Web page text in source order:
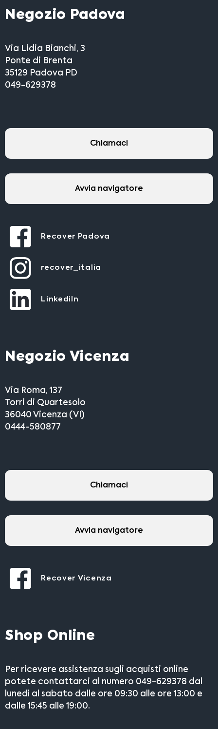
Negozio Padova
Via Lidia Bianchi, 3
Ponte di Brenta
35129 Padova PD
049-629378
Chiamaci
Avvia navigatore
Recover Padova
recover_italia
LinkediIn
Negozio Vicenza
Via Roma, 137
Torri di Quartesolo
36040 Vicenza (VI)
0444-580877
Chiamaci
Avvia navigatore
Recover Vicenza
Shop Online
Per ricevere assistenza sugli acquisti online
potete contattarci al numero 049-629378 dal
lunedì al sabato dalle ore 09:30 alle ore 13:00 e
dalle 15:45 alle 19:00.